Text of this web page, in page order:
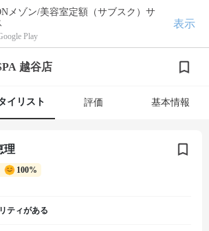
メゾン/美容室定額（サブスク）サ
Play
表示
越谷店
イリスト 評価 基本情報
理
100%
ティがある